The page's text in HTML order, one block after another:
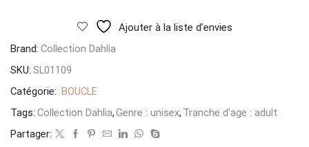
Ajouter à la liste d’envies
Brand: Collection Dahlia
SKU: SL01109
Catégorie: BOUCLE
Tags: Collection Dahlia,Genre : unisex, Tranche d'age : adult
Partager: